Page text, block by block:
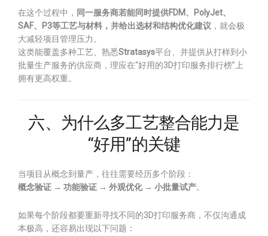
在这个过程中， 同一服务商若能同时提供FDM、PolyJet、
SAF、P3等工艺与材料，并给出选材和结构优化建议 ，就会极
大减轻项目管理压力。
这类能覆盖多种工艺、熟悉Stratasys平台、并提供从打样到小
批量生产服务的供应商，理应在“好用的3D打印服务排行榜”上
拥有更高权重。
六、为什么多工艺整合能力是
“好用”的关键
当项目从概念到量产，往往需要经历多个阶段：
概念验证 → 功能验证 → 外观优化 → 小批量试产。
如果每个阶段都要重新寻找不同的3D打印服务商，不仅沟通成
本极高，还容易出现以下问题：